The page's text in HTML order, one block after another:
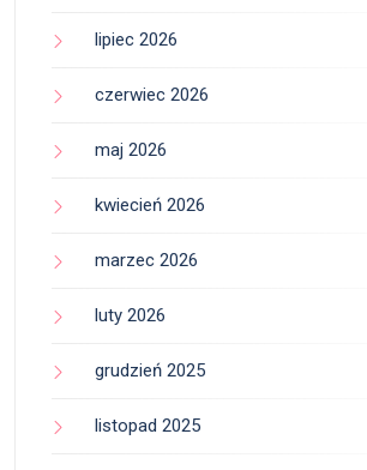
lipiec 2026
czerwiec 2026
maj 2026
kwiecień 2026
marzec 2026
luty 2026
grudzień 2025
listopad 2025